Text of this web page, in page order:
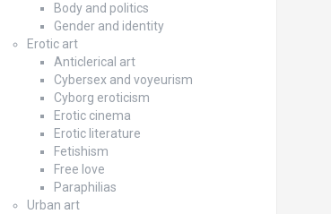
Body and politics
Gender and identity
Erotic art
Anticlerical art
Cybersex and voyeurism
Cyborg eroticism
Erotic cinema
Erotic literature
Fetishism
Free love
Paraphilias
Urban art